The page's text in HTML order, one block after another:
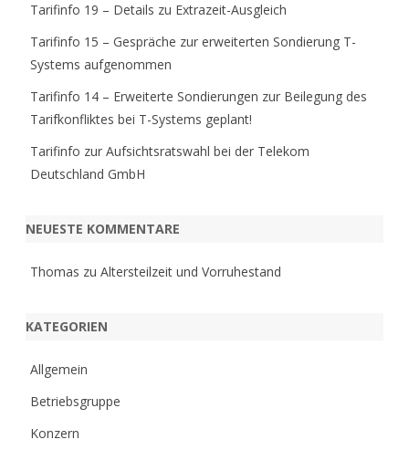
Tarifinfo 19 – Details zu Extrazeit-Ausgleich
Tarifinfo 15 – Gespräche zur erweiterten Sondierung T-
Systems aufgenommen
Tarifinfo 14 – Erweiterte Sondierungen zur Beilegung des
Tarifkonfliktes bei T-Systems geplant!
Tarifinfo zur Aufsichtsratswahl bei der Telekom
Deutschland GmbH
NEUESTE KOMMENTARE
Thomas zu Altersteilzeit und Vorruhestand
KATEGORIEN
Allgemein
Betriebsgruppe
Konzern